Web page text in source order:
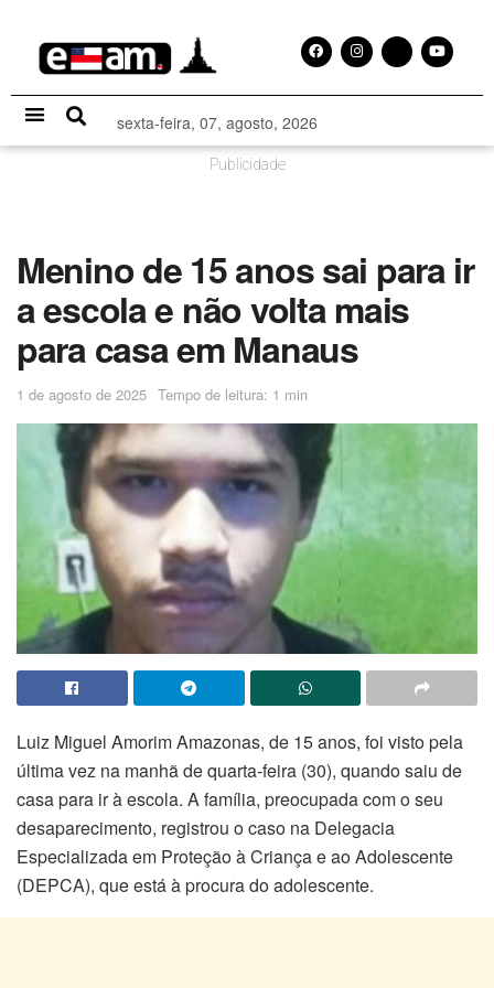
sexta-feira, 07, agosto, 2026
Publicidade
Menino de 15 anos sai para ir
a escola e não volta mais
para casa em Manaus
1 de agosto de 2025 Tempo de leitura: 1 min
Luiz Miguel Amorim Amazonas, de 15 anos, foi visto pela
última vez na manhã de quarta-feira (30), quando saiu de
casa para ir à escola. A família, preocupada com o seu
desaparecimento, registrou o caso na Delegacia
Especializada em Proteção à Criança e ao Adolescente
(DEPCA), que está à procura do adolescente.